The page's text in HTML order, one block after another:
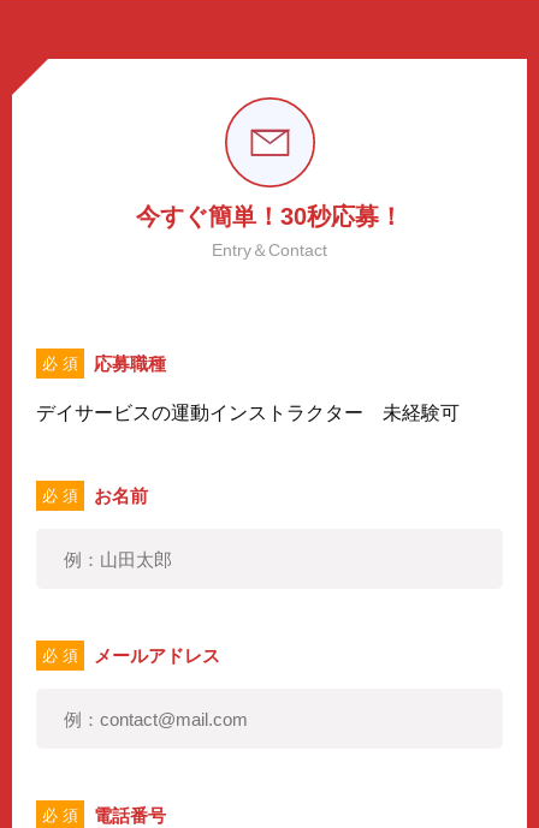
今すぐ簡単！30秒応募！
Entry＆Contact
必 須 応募職種
デイサービスの運動インストラクター 未経験可
必 須 お名前
必 須 メールアドレス
必 須 電話番号